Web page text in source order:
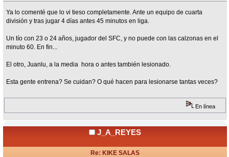
Ya lo comenté que lo vi tieso completamente. Ante un equipo de cuarta
división y tras jugar 4 días antes 45 minutos en liga.
Un tío con 23 o 24 años, jugador del SFC, y no puede con las calzonas en el
minuto 60. En fin...
El otro, Juanlu, a la media hora o antes también lesionado.
Esta gente entrena? Se cuidan? O qué hacen para lesionarse tantas veces?
En línea
J_A_REYES
Re: KIKE SALAS